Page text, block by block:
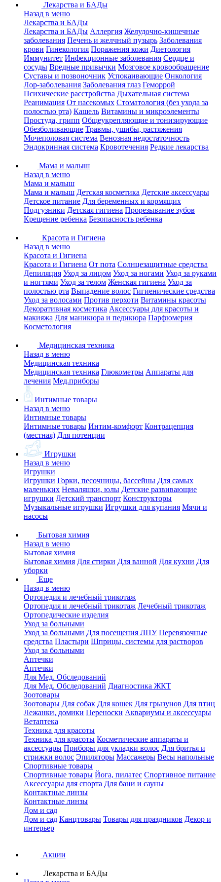
Лекарства и БАДы
Назад в меню
Лекарства и БАДы
Лекарства и БАДы Аллергия Желудочно-кишечные
заболевания Печень и желчный пузырь Заболевания
крови Гинекология Поражения кожи Диетология
Иммунитет Инфекционные заболевания Сердце и
сосуды Вредные привычки Мозговое кровообращение
Суставы и позвоночник Успокаивающие Онкология
Лор-заболевания Заболевания глаз Геморрой
Психические расстройства Дыхательная система
Реанимация От насекомых Стоматология (без ухода за
полостью рта) Кашель Витамины и микроэлементы
Простуда, грипп Общеукрепляющие и тонизирующие
Обезболивающие Травмы, ушибы, растяжения
Мочеполовая система Венозная недостаточность
Эндокринная система Кровотечения Редкие лекарства
Мама и малыш
Назад в меню
Мама и малыш
Мама и малыш Детская косметика Детские аксессуары
Детское питание Для беременных и кормящих
Подгузники Детская гигиена Прорезывание зубов
Крещение ребенка Безопасность ребенка
Красота и Гигиена
Назад в меню
Красота и Гигиена
Красота и Гигиена От пота Солнцезащитные средства
Депиляция Уход за лицом Уход за ногами Уход за руками
и ногтями Уход за телом Женская гигиена Уход за
полостью рта Выпадение волос Гигиенические средства
Уход за волосами Против перхоти Витамины красоты
Декоративная косметика Аксессуары для красоты и
макияжа Для маникюра и педикюра Парфюмерия
Косметология
Медицинская техника
Назад в меню
Медицинская техника
Медицинская техника Глюкометры Аппараты для
лечения Мед.приборы
Интимные товары
Назад в меню
Интимные товары
Интимные товары Интим-комфорт Контрацепция
(местная) Для потенции
Игрушки
Назад в меню
Игрушки
Игрушки Горки, песочницы, бассейны Для самых
маленьких Неваляшки, юлы Детские развивающие
игрушки Детский транспорт Конструкторы
Музыкальные игрушки Игрушки для купания Мячи и
насосы
Бытовая химия
Назад в меню
Бытовая химия
Бытовая химия Для стирки Для ванной Для кухни Для
уборки
Еще
Назад в меню
Ортопедия и лечебный трикотаж
Ортопедия и лечебный трикотаж Лечебный трикотаж
Ортопедические изделия
Уход за больными
Уход за больными Для посещения ЛПУ Перевязочные
средства Пластыри Шприцы, системы для растворов
Уход за больными
Аптечки
Аптечки
Для Мед. Обследований
Для Мед. Обследований Диагностика ЖКТ
Зоотовары
Зоотовары Для собак Для кошек Для грызунов Для птиц
Лежанки, домики Переноски Аквариумы и аксессуары
Ветаптека
Техника для красоты
Техника для красоты Косметические аппараты и
аксессуары Приборы для укладки волос Для бритья и
стрижки волос Эпиляторы Массажеры Весы напольные
Спортивные товары
Спортивные товары Йога, пилатес Спортивное питание
Аксессуары для спорта Для бани и сауны
Контактные линзы
Контактные линзы
Дом и сад
Дом и сад Канцтовары Товары для праздников Декор и
интерьер
Акции
Лекарства и БАДы